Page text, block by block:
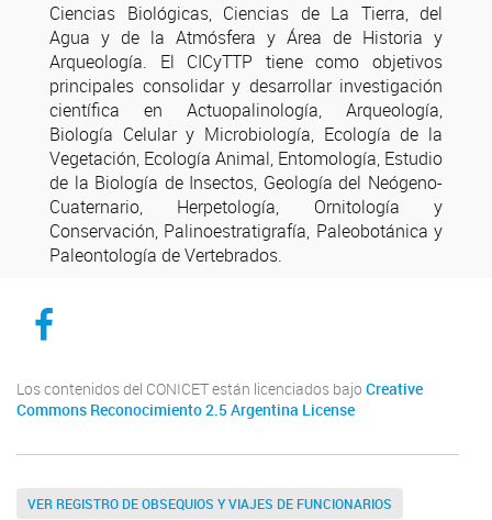
Ciencias Biológicas, Ciencias de La Tierra, del
Agua y de la Atmósfera y Área de Historia y
Arqueología. El CICyTTP tiene como objetivos
principales consolidar y desarrollar investigación
científica en Actuopalinología, Arqueología,
Biología Celular y Microbiología, Ecología de la
Vegetación, Ecología Animal, Entomología, Estudio
de la Biología de Insectos, Geología del Neógeno-
Cuaternario, Herpetología, Ornitología y
Conservación, Palinoestratigrafía, Paleobotánica y
Paleontología de Vertebrados.
CICYTTP en Facebook
Los contenidos del CONICET están licenciados bajo Creative
Commons Reconocimiento 2.5 Argentina License
VER REGISTRO DE OBSEQUIOS Y VIAJES DE FUNCIONARIOS